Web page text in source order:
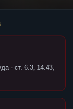
- ст. 6.3, 14.43,